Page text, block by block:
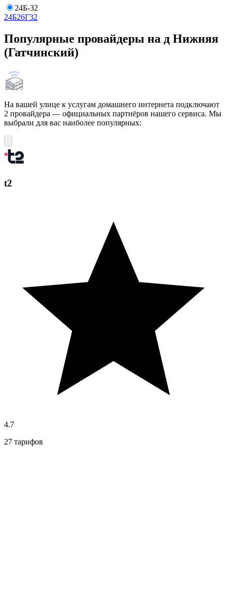
24Б-32
24Б26Г32
Популярные провайдеры на д Нижняя
(Гатчинский)
На вашей улице к услугам домашнего интернета подключают
2 провайдера — официальных партнёров нашего сервиса. Мы
выбрали для вас наиболее популярных:
t2
4.7
27 тарифов